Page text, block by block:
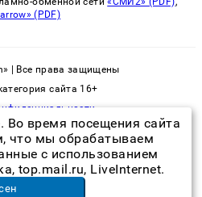
(PDF)
| Все права защищены
сайта 16+
клопы
время посещения сайта
что мы обрабатываем
с использованием
top.mail.ru, LiveInternet.